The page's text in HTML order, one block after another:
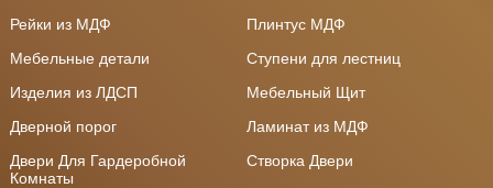
Рейки из МДФ
Плинтус МДФ
Мебельные детали
Ступени для лестниц
Изделия из ЛДСП
Мебельный Щит
Дверной порог
Ламинат из МДФ
Двери Для Гардеробной
Комнаты
Створка Двери